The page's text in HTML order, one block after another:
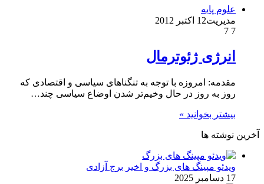
علوم پایه
مدیریت12 اکتبر 2012
7
انرژی ژئوترمال
مقدمه: امروزه با توجه به تنگناهای سیاسی و اقتصادی که
روز به روز در حال وخیم‌تر شدن اوضاع سیاسی چند…
بیشتر بخوانید »
آخرین نوشته ها
ویدئو مپینگ های بزرگ و اخیر برج آزادی
17 دسامبر 2025